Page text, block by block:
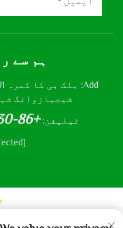
ہم سے
شیجیازوانگ
ٹیلیفن: +86-13623213030
[email protected]